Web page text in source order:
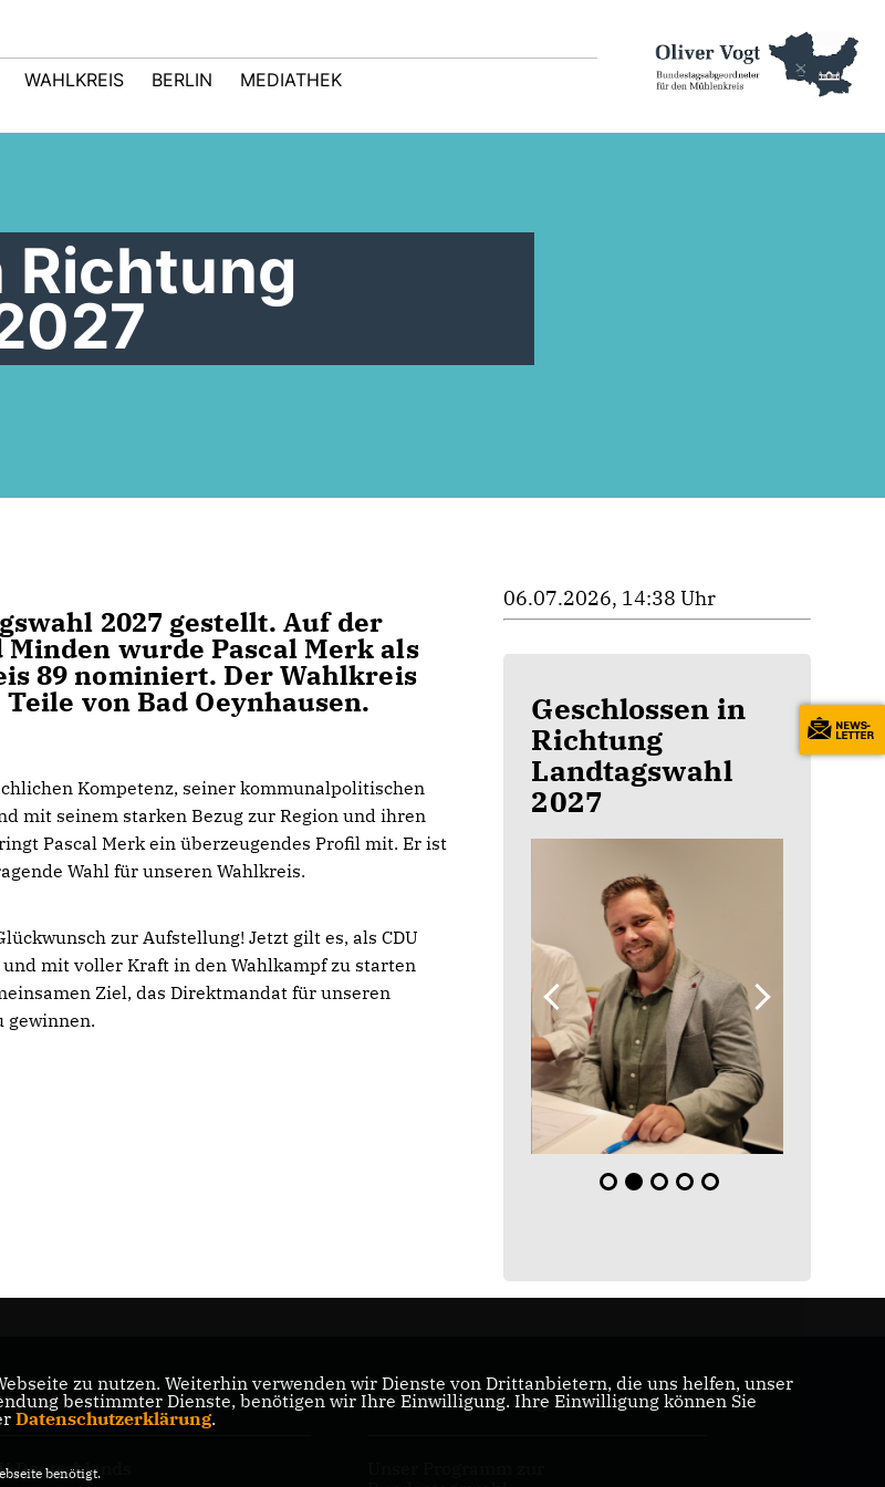
WAHLKREIS BERLIN MEDIATHEK
Richtung
2027 gestellt. Auf der
wurde Pascal Merk als
89 nominiert. Der Wahlkreis
von Bad Oeynhausen.
Kompetenz, seiner kommunalpolitischen
mit seinem starken Bezug zur Region und ihren
Pascal Merk ein überzeugendes Profil mit. Er ist
Wahl für unseren Wahlkreis.
zur Aufstellung! Jetzt gilt es, als CDU
und mit voller Kraft in den Wahlkampf zu starten
Ziel, das Direktmandat für unseren
gewinnen.
06.07.2026, 14:38 Uhr
Geschlossen in
Richtung
Landtagswahl
2027
Minden-Lübbecke
Deutschlands
CDU/CSU-Bundestagsfraktion
zu nutzen. Weiterhin verwenden wir Dienste von Drittanbietern, die uns helfen, unser
bestimmter Dienste, benötigen wir Ihre Einwilligung. Ihre Einwilligung können Sie
Datenschutzerklärung.
benötigt.